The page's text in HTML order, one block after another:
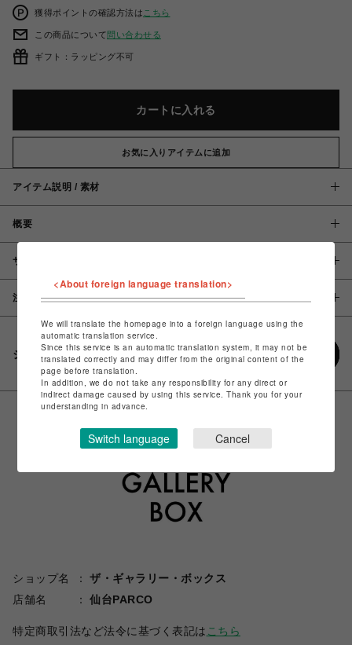
獲得ポイントの確認方法は こちら
この商品について問い合わせる
ギフト：ラッピング不可
カートに入れる
お気に入りアイテムに追加
アイテム説明 / 素材
概要
サイズ
注意事項
シェアする
ショップ名
ザ・ギャラリー・ボックス
店舗名
仙台PARCO
特定商取引法など法令に基づく表記は こちら
<About foreign language translation>
We will translate the homepage into a foreign language using the
automatic translation service.
Since this service is an automatic translation system, it may not be
translated correctly and may differ from the original content of the
page before translation.
In addition, we do not take any responsibility for any direct or
indirect damage caused by using this service. Thank you for your
understanding in advance.
Switch language Cancel